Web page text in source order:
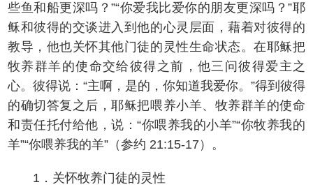
些鱼和船更深吗？”“你爱我比爱你的朋友更深吗？”耶
稣和彼得的交谈进入到他的心灵层面，藉着对彼得的
教导，他也关怀其他门徒的灵性生命状态。在耶稣把
牧养群羊的使命交给彼得之前，他三问彼得爱主之
心。彼得说：“主啊，是的，你知道我爱你。”得到彼得
的确切答复之后，耶稣把喂养小羊、牧养群羊的使命
和责任托付给他，说：“你喂养我的小羊”“你牧养我的
羊”“你喂养我的羊”（参约 21:15-17）。
1．关怀牧养门徒的灵性